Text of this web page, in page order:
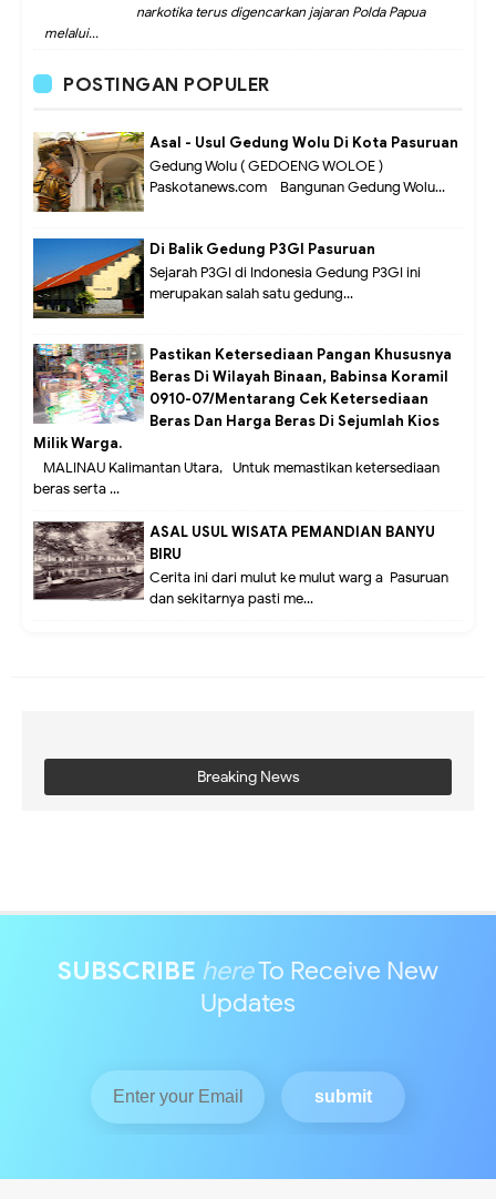
narkotika terus digencarkan jajaran Polda Papua
melalui...
POSTINGAN POPULER
Asal - Usul Gedung Wolu Di Kota Pasuruan
Gedung Wolu ( GEDOENG WOLOE )
Paskotanews.com - Bangunan Gedung Wolu...
Di Balik Gedung P3GI Pasuruan
Sejarah P3GI di Indonesia Gedung P3GI ini
merupakan salah satu gedung...
Pastikan Ketersediaan Pangan Khususnya
Beras Di Wilayah Binaan, Babinsa Koramil
0910-07/Mentarang Cek Ketersediaan
Beras Dan Harga Beras Di Sejumlah Kios
Milik Warga.
MALINAU Kalimantan Utara,- Untuk memastikan ketersediaan
beras serta ...
ASAL USUL WISATA PEMANDIAN BANYU
BIRU
Cerita ini dari mulut ke mulut warg a Pasuruan
dan sekitarnya pasti me...
Breaking News
SUBSCRIBE hereTo Receive New
Updates